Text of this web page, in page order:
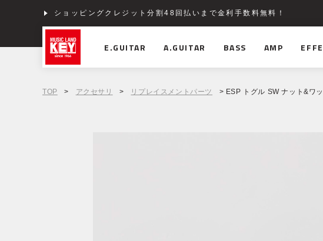
ショッピングクレジット分割48回払いまで金利手数料無料！
E.GUITAR A.GUITAR BASS AMP
TOP > アクセサリ > リプレイスメントパーツ > ESP トグル SW ナット&ワ